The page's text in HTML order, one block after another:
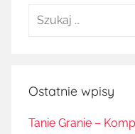
Szukaj:
Ostatnie wpisy
Tanie Granie –